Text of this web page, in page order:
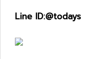
Line ID:@todays